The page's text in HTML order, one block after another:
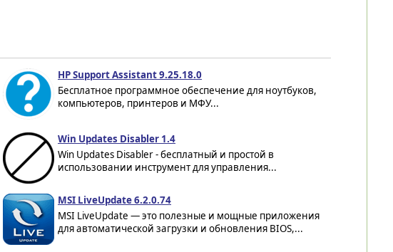
HP Support Assistant 9.25.18.0
Бесплатное программное обеспечение для ноутбуков,
компьютеров, принтеров и МФУ...
Win Updates Disabler 1.4
Win Updates Disabler - бесплатный и простой в
использовании инструмент для управления...
MSI LiveUpdate 6.2.0.74
MSI LiveUpdate — это полезные и мощные приложения
для автоматической загрузки и обновления BIOS,...